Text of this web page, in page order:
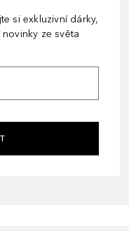
si exkluzivní dárky,
ze světa